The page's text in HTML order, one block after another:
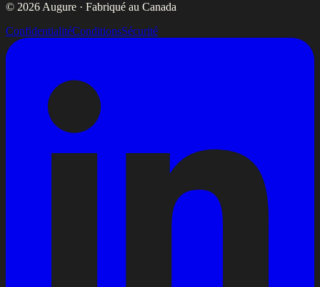
© 2026 Augure · Fabriqué au Canada
ConfidentialitéConditionsSécurité